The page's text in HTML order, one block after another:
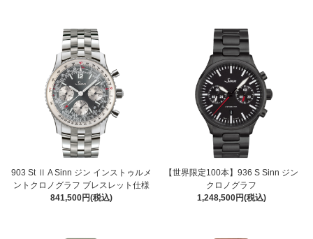
903 St Ⅱ A Sinn ジン インストゥルメ
ントクロノグラフ ブレスレット仕様
841,500円(税込)
【世界限定100本】936 S Sinn ジン
クロノグラフ
1,248,500円(税込)